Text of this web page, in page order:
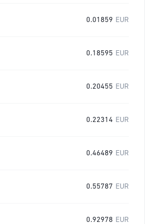
0.01859 EUR
0.18595 EUR
0.20455 EUR
0.22314 EUR
0.46489 EUR
0.55787 EUR
0.92978 EUR